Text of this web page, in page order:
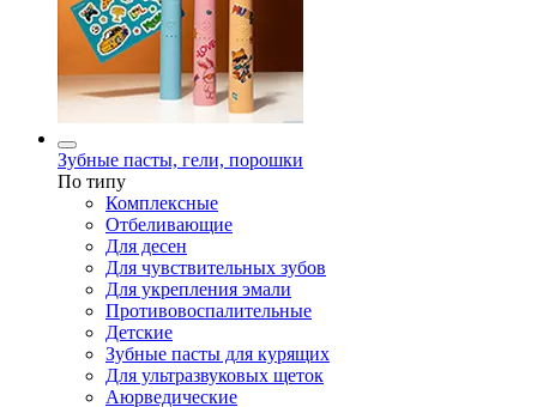
Зубные пасты, гели, порошки
По типу
Комплексные
Отбеливающие
Для десен
Для чувствительных зубов
Для укрепления эмали
Противовоспалительные
Детские
Зубные пасты для курящих
Для ультразвуковых щеток
Аюрведические